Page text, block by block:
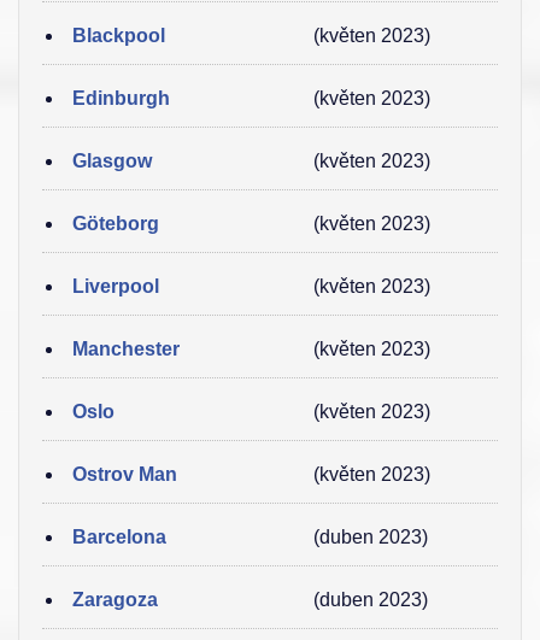
Blackpool (květen 2023)
Edinburgh (květen 2023)
Glasgow (květen 2023)
Göteborg (květen 2023)
Liverpool (květen 2023)
Manchester (květen 2023)
Oslo (květen 2023)
Ostrov Man (květen 2023)
Barcelona (duben 2023)
Zaragoza (duben 2023)